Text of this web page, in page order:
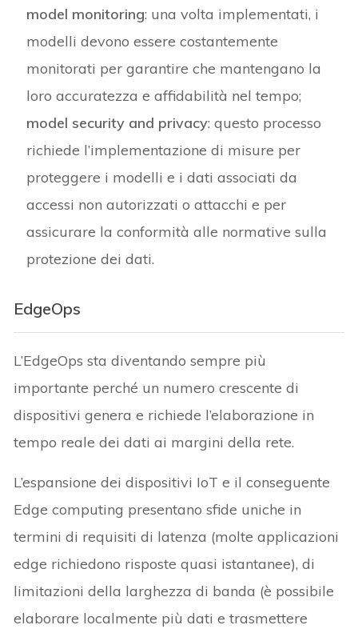
model monitoring: una volta implementati, i
modelli devono essere costantemente
monitorati per garantire che mantengano la
loro accuratezza e affidabilità nel tempo;
model security and privacy: questo processo
richiede l’implementazione di misure per
proteggere i modelli e i dati associati da
accessi non autorizzati o attacchi e per
assicurare la conformità alle normative sulla
protezione dei dati.
EdgeOps
L’EdgeOps sta diventando sempre più
importante perché un numero crescente di
dispositivi genera e richiede l’elaborazione in
tempo reale dei dati ai margini della rete.
L’espansione dei dispositivi IoT e il conseguente
Edge computing presentano sfide uniche in
termini di requisiti di latenza (molte applicazioni
edge richiedono risposte quasi istantanee), di
limitazioni della larghezza di banda (è possibile
elaborare localmente più dati e trasmettere